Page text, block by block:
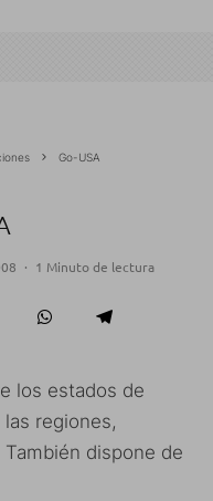
Go-USA
· 1 Minuto de lectura
los estados de
regiones,
dispone de